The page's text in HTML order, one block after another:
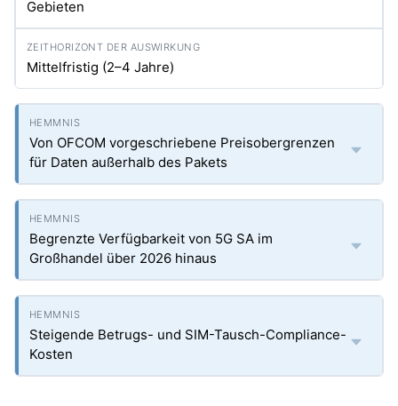
Gebieten
Mittelfristig (2–4 Jahre)
Von OFCOM vorgeschriebene Preisobergrenzen
für Daten außerhalb des Pakets
Begrenzte Verfügbarkeit von 5G SA im
Großhandel über 2026 hinaus
Steigende Betrugs- und SIM-Tausch-Compliance-
Kosten